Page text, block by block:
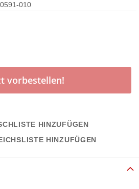
010
vorbestellen!
HINZUFÜGEN
HINZUFÜGEN